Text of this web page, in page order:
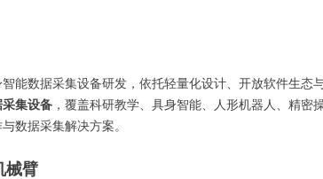
能数据采集设备研发，依托轻量化设计、开放软件生态
集设备 ，覆盖科研教学、具身智能、人形机器人、精
数据采集解决方案。
械臂